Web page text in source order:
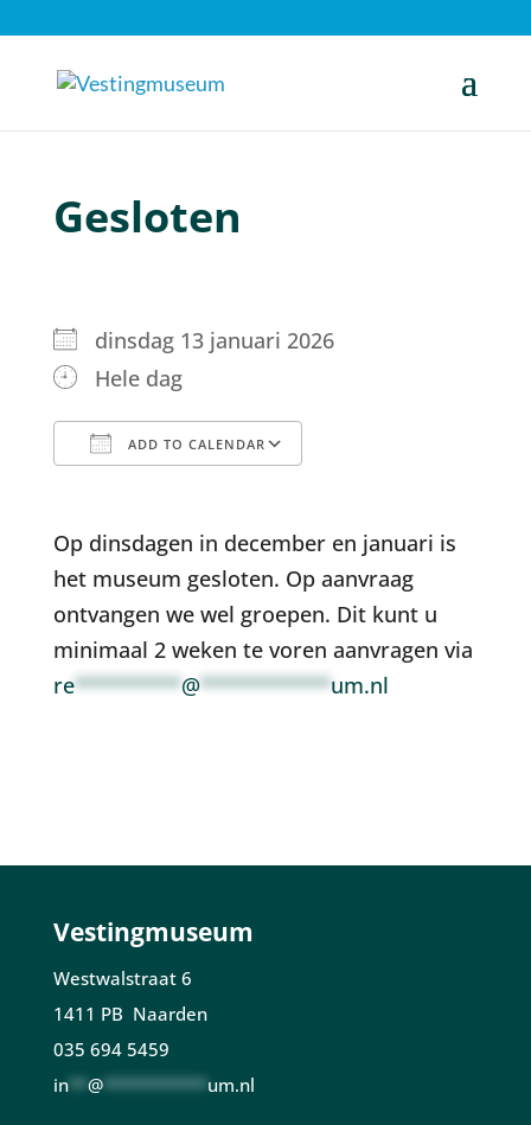
Gesloten
dinsdag 13 januari 2026
Hele dag
ADD TO CALENDAR
Op dinsdagen in december en januari is
het museum gesloten. Op aanvraag
ontvangen we wel groepen. Dit kunt u
minimaal 2 weken te voren aanvragen via
re*********@***********um.nl
Vestingmuseum
Westwalstraat 6
1411 PB Naarden
035 694 5459
in** @*********** um.nl